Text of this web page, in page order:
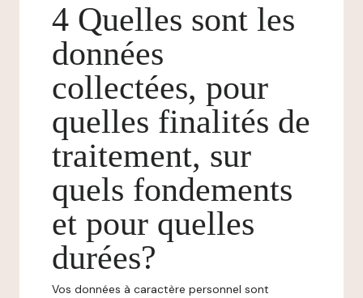
4 Quelles sont les
données
collectées, pour
quelles finalités de
traitement, sur
quels fondements
et pour quelles
durées?
Vos données à caractère personnel sont